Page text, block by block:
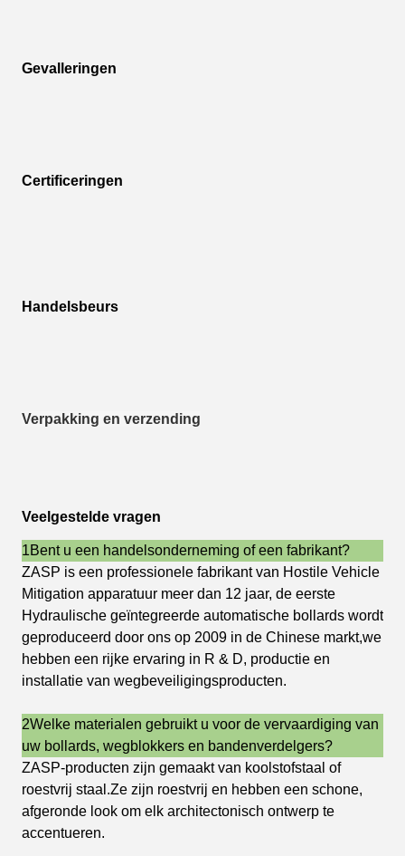
Gevalleringen
Certificeringen
Handelsbeurs
Verpakking en verzending
Veelgestelde vragen
1Bent u een handelsonderneming of een fabrikant?
ZASP is een professionele fabrikant van Hostile Vehicle
Mitigation apparatuur meer dan 12 jaar, de eerste
Hydraulische geïntegreerde automatische bollards wordt
geproduceerd door ons op 2009 in de Chinese markt,we
hebben een rijke ervaring in R & D, productie en
installatie van wegbeveiligingsproducten.
2Welke materialen gebruikt u voor de vervaardiging van
uw bollards, wegblokkers en bandenverdelgers?
ZASP-producten zijn gemaakt van koolstofstaal of
roestvrij staal.Ze zijn roestvrij en hebben een schone,
afgeronde look om elk architectonisch ontwerp te
accentueren.